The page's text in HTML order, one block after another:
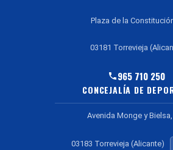
Plaza de la
03181 Torrevieja
965 710 250
CONCEJALÍA DE
Avenida Monge y
03183 Torrevieja (Alicante)